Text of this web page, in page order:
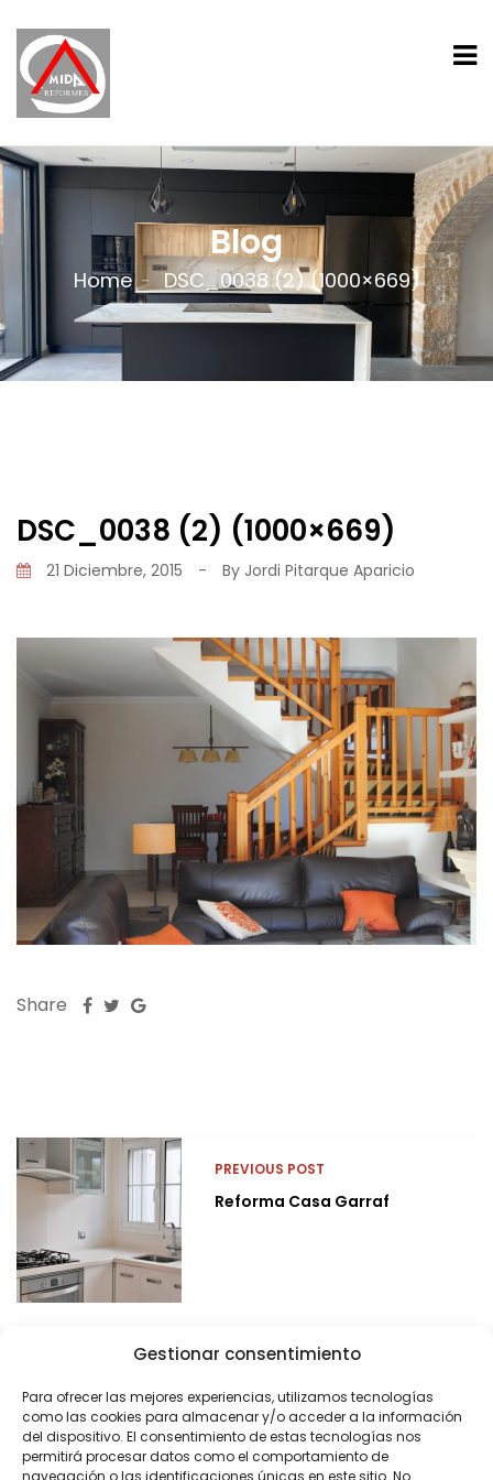
Gestionar consentimiento
Para ofrecer las mejores experiencias, utilizamos tecnologías
como las cookies para almacenar y/o acceder a la información
del dispositivo. El consentimiento de estas tecnologías nos
permitirá procesar datos como el comportamiento de
navegación o las identificaciones únicas en este sitio. No
Blog
Home DSC_0038 (2) (1000×669)
DSC_0038 (2) (1000×669)
21 Diciembre, 2015 - By Jordi Pitarque Aparicio
Share
PREVIOUS POST
Reforma Casa Garraf